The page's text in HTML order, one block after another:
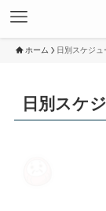
ホーム 日別スケジュ
日別スケ